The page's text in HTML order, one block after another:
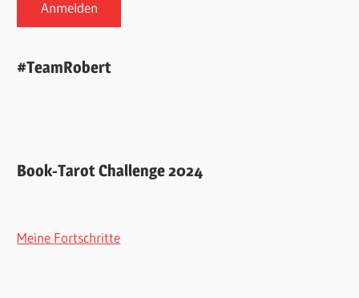
#TeamRobert
Book-Tarot Challenge 2024
Meine Fortschritte